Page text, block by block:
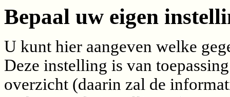
Bepaal uw eigen
U kunt hier aangeven welke
Deze instelling is van
overzicht (daarin zal de